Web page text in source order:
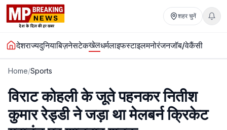
शहर चुनें
देशराज्यदुनियाबिज़नेसटेकखेलधर्मलाइफस्टाइलमनोरंजनजॉब/वेकैंसी
Home/Sports
विराट कोहली के जूते पहनकर नितीश
कुमार रेड्डी ने जड़ा था मेलबर्न क्रिकेट